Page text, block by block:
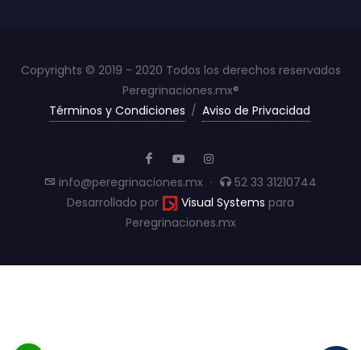
Copyrights © 2019 - 2020 Todos los derechos reservados
Peregrinaciones.mx®
Términos y Condiciones / Aviso de Privacidad
info@peregrinaciones.mx ·
52 33 31210744
Desarrollado por
Visual Systems para
Peregrinaciones.mx